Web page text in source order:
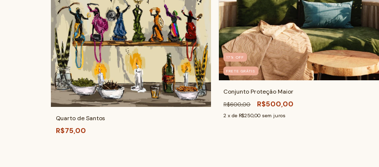
Quarto de Santos
R$75,00
17 %OFF
FRETE GRÁTIS
Conjunto Proteção Maior
R$600,00 R$500,00
2 x de R$250,00 sem juros